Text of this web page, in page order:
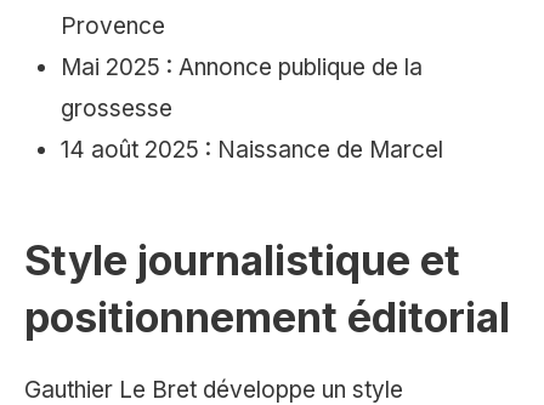
Provence
Mai 2025 : Annonce publique de la
grossesse
14 août 2025 : Naissance de Marcel
Style journalistique et
positionnement éditorial
Gauthier Le Bret développe un style